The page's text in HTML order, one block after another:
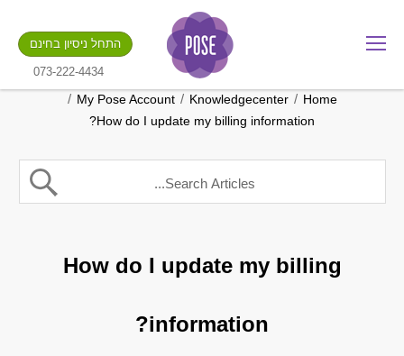
.gotpose.com
התחל ניסיון בחינם
073-222-4434
Home
/
Knowledgecenter
/
My Pose Account
/
How do I update my billing information?
How do I update my billing
information?